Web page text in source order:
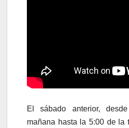
El sábado anterior,
mañana hasta la 5:00 de la